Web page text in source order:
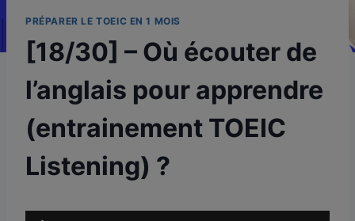
PRÉPARER LE TOEIC EN 1 MOIS
[18/30] – Où écouter de
l’anglais pour apprendre
(entrainement TOEIC
Listening) ?